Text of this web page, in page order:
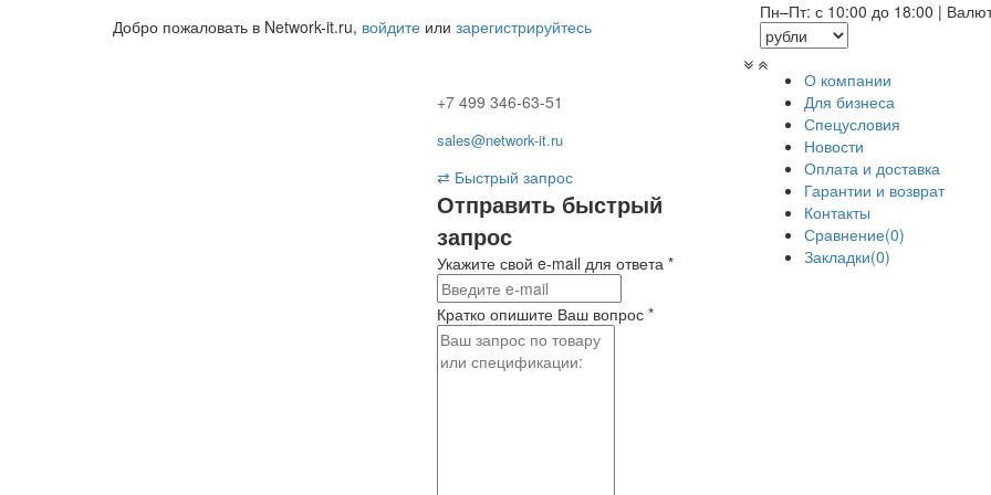
Добро пожаловать в Network-it.ru, войдите или зарегистрируйтесь
Пн–Пт: с 10:00 до 18:00 |
О компании
Для бизнеса
Спецусловия
Новости
Оплата и доставка
Гарантии и возврат
Контакты
Сравнение(0)
Закладки(0)
+7 499 346-63-51
sales@network-it.ru
⇄ Быстрый запрос
Отправить быстрый
запрос
Укажите свой e-mail для ответа *
Кратко опишите Ваш вопрос *